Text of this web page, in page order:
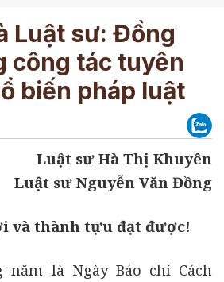
Luật sư: Đồng
công tác tuyên
biến pháp luật
Luật sư Hà Thị Khuyên
Luật sư Nguyễn Văn Đồng
và thành tựu đạt được!
năm là Ngày Báo chí Cách